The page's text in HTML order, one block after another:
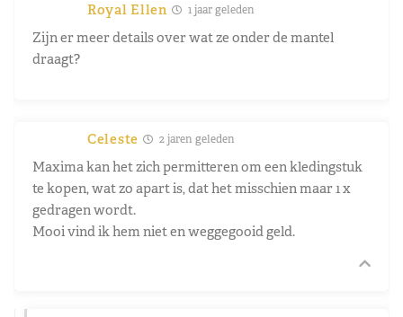
Royal Ellen 1 jaar geleden
Zijn er meer details over wat ze onder de mantel
draagt?
Celeste 2 jaren geleden
Maxima kan het zich permitteren om een kledingstuk
te kopen, wat zo apart is, dat het misschien maar 1 x
gedragen wordt.
Mooi vind ik hem niet en weggegooid geld.